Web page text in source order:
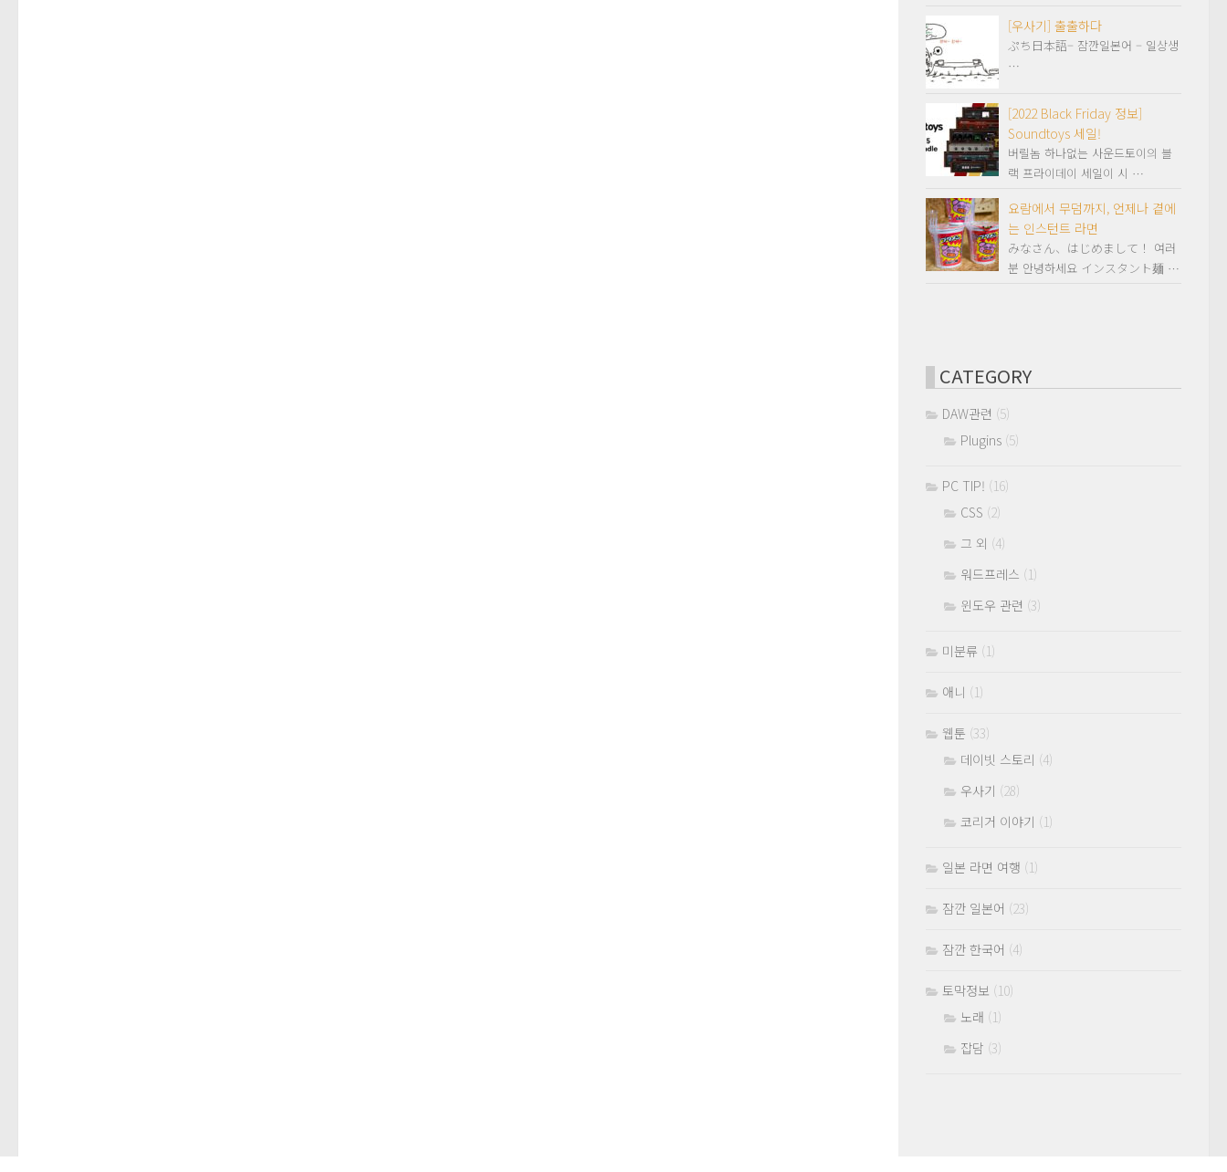
[우사기] 출출하다
ぷち日本語– 잠깐일본어 – 일상생
…
[2022 Black Friday 정보]
Soundtoys 세일!
버릴놈 하나없는 사운드토이의 블
랙 프라이데이 세일이 시 …
요람에서 무덤까지, 언제나 곁에
는 인스턴트 라면
みなさん、はじめまして！ 여러
분 안녕하세요 インスタント麺 …
CATEGORY
DAW관련 (5)
Plugins (5)
PC TIP! (16)
CSS (2)
그 외 (4)
워드프레스 (1)
윈도우 관련 (3)
미분류 (1)
애니 (1)
웹툰 (33)
데이빗 스토리 (4)
우사기 (28)
코리거 이야기 (1)
일본 라면 여행 (1)
잠깐 일본어 (23)
잠깐 한국어 (4)
토막정보 (10)
노래 (1)
잡담 (3)